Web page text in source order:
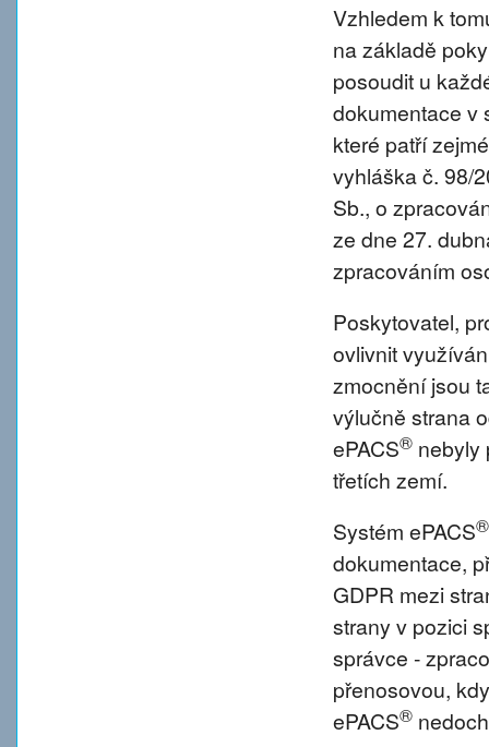
Vzhledem k
na základě
posoudit u
dokumentace v
které patří
vyhláška č. 98/
Sb., o
ze dne 27.
zpracováním
Poskytovatel,
ovlivnit
zmocnění jsou
výlučně strana
ePACS® nebyly
třetích zemí.
Systém ePACS®
dokumentace,
GDPR mezi
strany v pozici
správce -
přenosovou,
ePACS®